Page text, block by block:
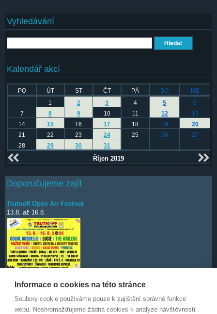
Vyhledávání
Kalendář akcí
PO ÚT ST ČT PÁ SO
NE
1
2 3 4 5
6
7
8 9 10 11 12
13
14
15 16 17 18 19
20
21
22 23 24 25 26
27
28
29 30 31
Říjen 2019
Doporučujeme zajít
Trutnoff Open Air Festival
13.8. až 16.8.
Deep Purple
7.10.
Informace o cookies na této stránce
Soubory cookie používáme pouze k zajištění správné funkce
webu. Neshromažďujeme žádná cookies k analýze návštěvnosti